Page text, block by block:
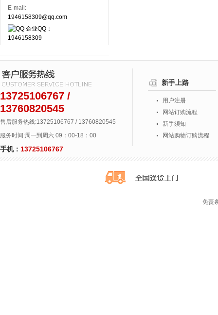
E-mail:
1946158309@qq.com
企业QQ：
1946158309
13725106767 /
13760820545
售后服务热线:13725106767 / 13760820545
服务时间:周一到周六 09：00-18：00
手机： 13725106767
新手上路
用户注册
网站订购流程
新手须知
网站购物订购流程
免责